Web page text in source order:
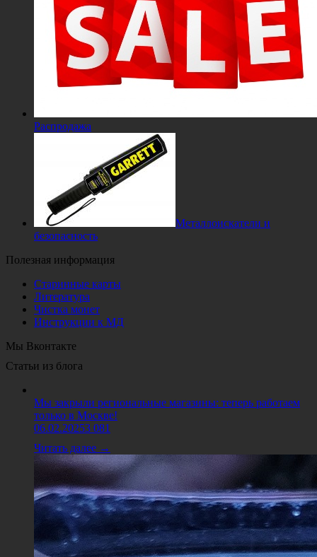
Распродажа
Металлоискатели и
безопасность
Полезная информация
Старинные карты
Литература
Чистка монет
Инструкции к МД
Мы Вконтакте
Статьи из блога
Мы закрыли региональные магазины: теперь работаем
только в Москве!
06.02.20253 081
Читать далее →